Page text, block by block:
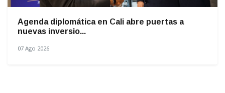
Agenda diplomática en Cali abre puertas a
nuevas inversio...
07 Ago 2026